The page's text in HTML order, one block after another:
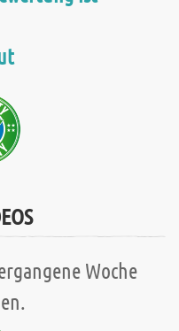
Woche